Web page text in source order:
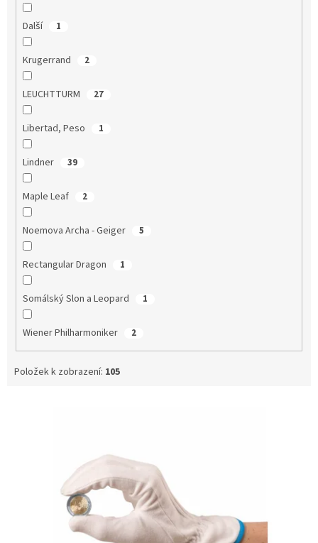
Další 1
Krugerrand 2
LEUCHTTURM 27
Libertad, Peso 1
Lindner 39
Maple Leaf 2
Noemova Archa - Geiger 5
Rectangular Dragon 1
Somálský Slon a Leopard 1
Wiener Philharmoniker 2
Položek k zobrazení: 105